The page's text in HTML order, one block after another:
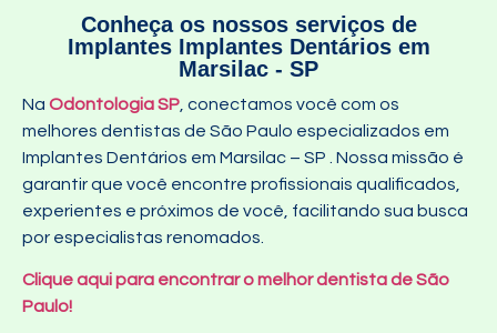
Conheça os nossos serviços de
Implantes Implantes Dentários em
Marsilac - SP
Na Odontologia SP , conectamos você com os
melhores dentistas de São Paulo especializados em
Implantes Dentários em Marsilac – SP
. Nossa missão é
garantir que você encontre profissionais qualificados,
experientes e próximos de você, facilitando sua busca
por especialistas renomados.
Clique aqui para encontrar o melhor dentista de São
Paulo!